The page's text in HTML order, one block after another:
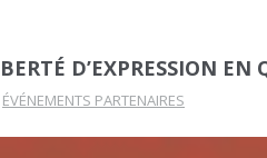
D’EXPRESSION EN
ÉVÉNEMENTS PARTENAIRES